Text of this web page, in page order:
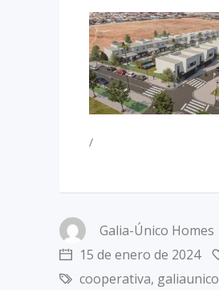
/
Galia-Único Homes
15 de enero de 2024
cooperativa, galiaunico